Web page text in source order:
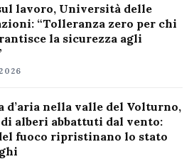
lavoro, Università delle
“Tolleranza zero per chi
la sicurezza agli
d’aria nella valle del Volturno,
alberi abbattuti dal vento:
fuoco ripristinano lo stato